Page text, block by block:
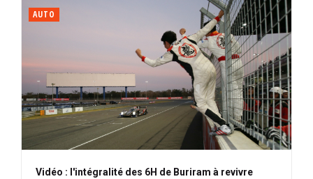
AUTO
Vidéo : l'intégralité des 6H de Buriram à revivre